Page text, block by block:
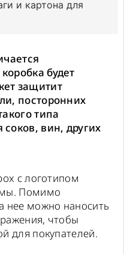
и картона для
будет
защитит
посторонних
типа
вин, других
с логотипом
Помимо
нее можно наносить
чтобы
для покупателей.